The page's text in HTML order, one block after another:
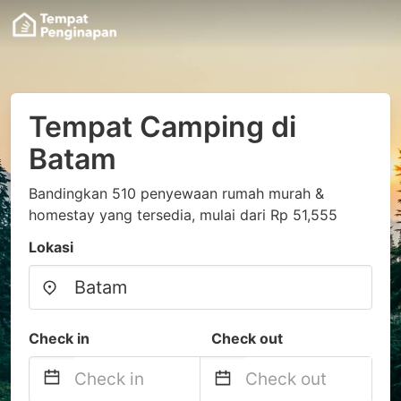
Tempat Camping di
Batam
Bandingkan 510 penyewaan rumah murah &
homestay yang tersedia, mulai dari Rp 51,555
Lokasi
Check in Check out